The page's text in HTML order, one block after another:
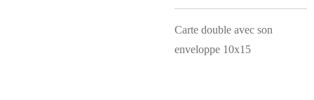
Carte double avec son
enveloppe 10x15